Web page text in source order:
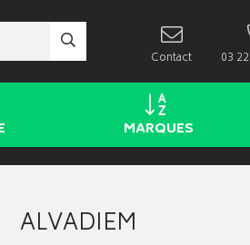
Contact 03
MARQUES
ALVADIEM